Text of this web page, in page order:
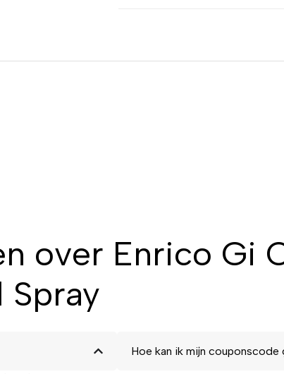
over Enrico Gi
Spray
Hoe kan ik mijn couponscode